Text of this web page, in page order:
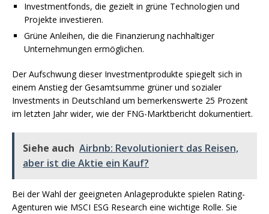
Investmentfonds, die gezielt in grüne Technologien und
Projekte investieren.
Grüne Anleihen, die die Finanzierung nachhaltiger
Unternehmungen ermöglichen.
Der Aufschwung dieser Investmentprodukte spiegelt sich in
einem Anstieg der Gesamtsumme grüner und sozialer
Investments in Deutschland um bemerkenswerte 25 Prozent
im letzten Jahr wider, wie der FNG-Marktbericht dokumentiert.
Siehe auch Airbnb: Revolutioniert das Reisen,
aber ist die Aktie ein Kauf?
Bei der Wahl der geeigneten Anlageprodukte spielen Rating-
Agenturen wie MSCI ESG Research eine wichtige Rolle. Sie